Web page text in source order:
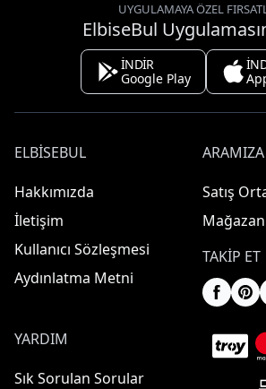
UYGULAMAYA ÖZEL
ElbiseBul
İNDİR
Google Play
ELBISEBUL
Hakkımızda
İletişim
Kullanıcı Sözleşmesi
Aydınlatma Metni
Satış
TAKIP ET
YARDIM
Sık Sorulan Sorular